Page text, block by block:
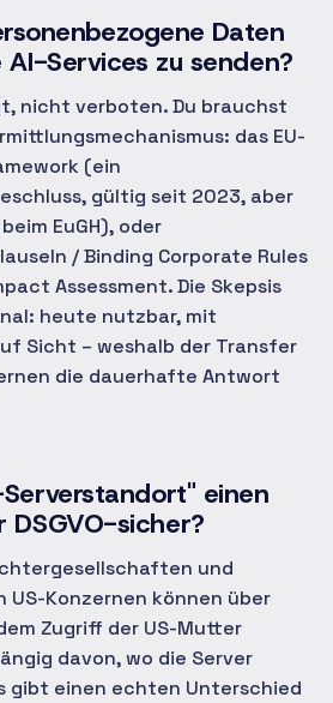
Daten
Services zu senden?
nicht verboten. Du brauchst
das EU-
(ein
gültig seit 2023, aber
EuGH), oder
/ Binding Corporate Rules
Assessment. Die Skepsis
heute nutzbar, mit
Sicht – weshalb der Transfer
die dauerhafte Antwort
einen
sicher?
und
US-Konzernen können über
Zugriff der US-Mutter
davon, wo die Server
gibt einen echten Unterschied